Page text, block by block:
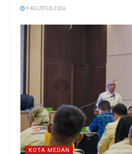
9 AGUSTUS 2026
KOTA MEDAN